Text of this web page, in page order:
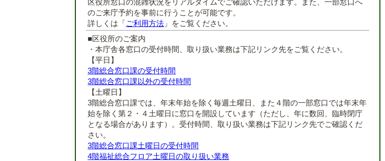
区役所窓口の混雑状況をリアルタイムでご確認いただけます。また、一部窓口へ
のご来庁予約を事前に行うことが可能です。
詳しくは「ご利用方法 」をご覧ください。
■区役所のご案内
・本庁舎各窓口の受付時間、取り扱い業務は下記リンク先をご覧ください。
【平日】
3階総合窓口課の受付時間
3階総合窓口課以外の受付時間
【土曜日】
3階総合窓口課では、年末年始を除く毎週土曜日、また４階の一部窓口では年末年
始を除く第２・４土曜日に窓口を開設しています（ただし、年に数回、臨時閉庁
となる場合があります）。受付時間、取り扱い業務は下記リンク先でご確認くだ
さい。
3階総合窓口課土曜日の受付時間
4階福祉総合フロア土曜日の取り扱い業務